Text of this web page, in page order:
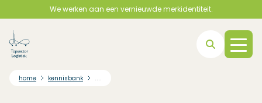
Direct naar hoofdinhoud
Direct naar hoofdnavigatie
Direct naar footer
We werken aan een vernieuwde merkidentiteit.
home kennisbank ....